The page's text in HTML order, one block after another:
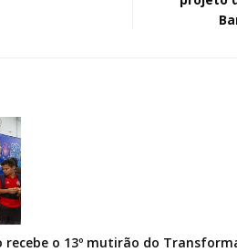
recebe o 13º mutirão do